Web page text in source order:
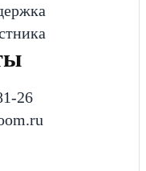
26